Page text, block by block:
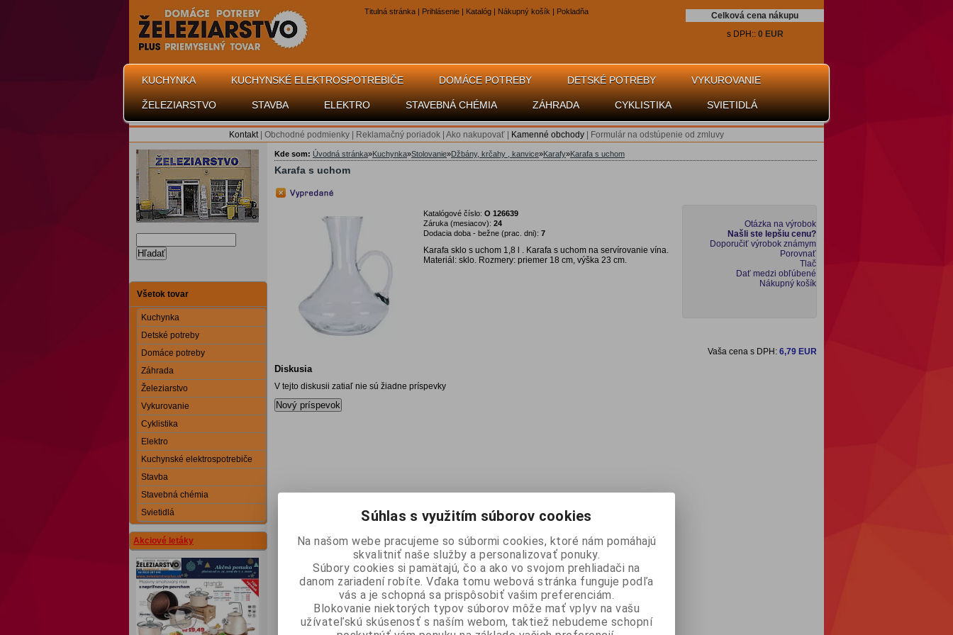
Titulná stránka | Prihlásenie | Katalóg | Nákupný košík | Pokladňa
Celková cena nákupu
s DPH:: 0 EUR
KUCHYNKA KUCHYNSKÉ ELEKTROSPOTREBIČE DOMÁCE POTREBY DETSKÉ POTREBY VYKUROVANIE
ŽELEZIARSTVO STAVBA ELEKTRO STAVEBNÁ CHÉMIA ZÁHRADA CYKLISTIKA SVIETIDLÁ
Kontakt| Obchodné podmienky Reklamačný poriadok Ako nakupovať Kamenné obchody Formulár na odstúpenie od zmluvy
Hľadať
Všetok tovar
Kuchynka
Detské potreby
Domáce potreby
Záhrada
Železiarstvo
Vykurovanie
Cyklistika
Elektro
Kuchynské elektrospotrebiče
Stavba
Stavebná chémia
Svietidlá
Akciové letáky
Kde som: Úvodná stránka»Kuchynka»Stolovanie»Džbány, krčahy , kanvice»Karafy»Karafa s uchom
Karafa s uchom
Otázka na výrobok
Našli ste lepšiu cenu?
Doporučiť výrobok známym
Porovnať
Tlač
Dať medzi obľúbené
Nákupný košík
Katalógové číslo: O 126639
Záruka (mesiacov): 24
Dodacia doba - bežne (prac. dni): 7
Karafa sklo s uchom 1,8 l . Karafa s uchom na servírovanie vína.
Materiál: sklo. Rozmery: priemer 18 cm, výška 23 cm.
Vaša cena s DPH: 6,79 EUR
Diskusia
V tejto diskusii zatiaľ nie sú žiadne príspevky
Nový príspevok
Súhlas s využitím súborov cookies
Na našom webe pracujeme so súbormi cookies, ktoré nám pomáhajú
skvalitniť naše služby a personalizovať ponuky.
Súbory cookies si pamätajú, čo a ako vo svojom prehliadači na
danom zariadení robíte. Vďaka tomu webová stránka funguje podľa
vás a je schopná sa prispôsobiť vašim preferenciám.
Blokovanie niektorých typov súborov môže mať vplyv na vašu
užívateľskú skúsenosť s naším webom, taktiež nebudeme schopní